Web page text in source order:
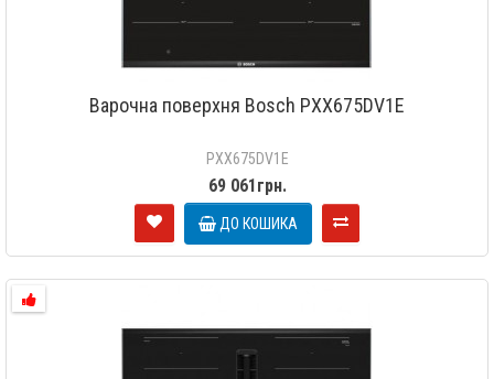
Варочна поверхня Bosch PXX675DV1E
PXX675DV1E
69 061грн.
ДО КОШИКА